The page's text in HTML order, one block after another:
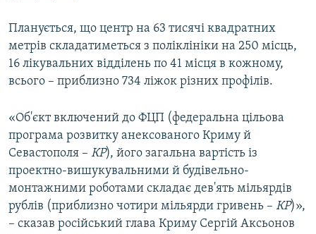
Планується, що центр на 63 тисячі квадратних
метрів складатиметься з поліклініки на 250 місць,
16 лікувальних відділень по 41 місця в кожному,
всього – приблизно 734 ліжок різних профілів.
«Об'єкт включений до ФЦП (федеральна цільова
програма розвитку анексованого Криму й
Севастополя – КР), його загальна вартість із
проектно-вишукувальними й будівельно-
монтажними роботами складає дев'ять мільярдів
рублів (приблизно чотири мільярди гривень – КР)»,
– сказав російський глава Криму Сергій Аксьонов